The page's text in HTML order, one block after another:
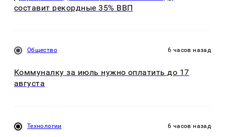
составит рекордные 35% ВВП
Общество 6 часов назад
Коммуналку за июль нужно оплатить до 17
августа
Технологии 6 часов назад